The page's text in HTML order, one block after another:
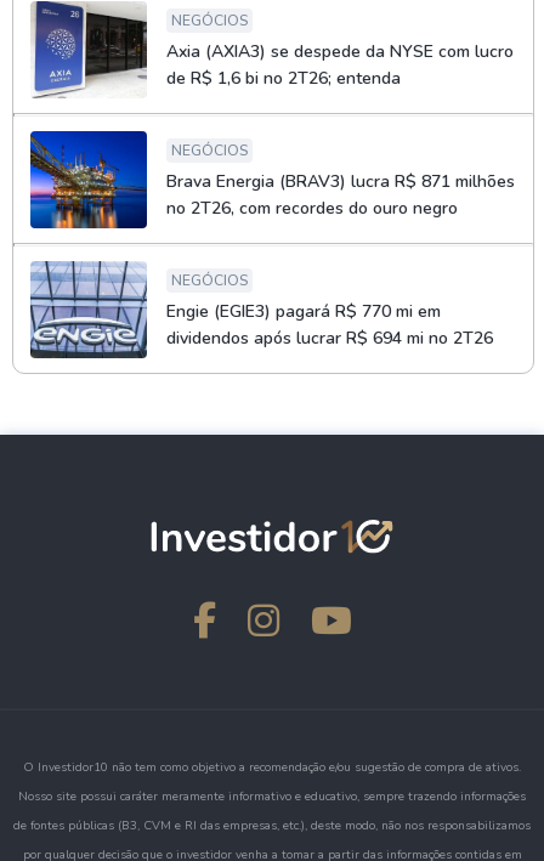
NEGÓCIOS
Axia (AXIA3) se despede da NYSE com lucro
de R$ 1,6 bi no 2T26; entenda
NEGÓCIOS
Brava Energia (BRAV3) lucra R$ 871 milhões
no 2T26, com recordes do ouro negro
NEGÓCIOS
Engie (EGIE3) pagará R$ 770 mi em
dividendos após lucrar R$ 694 mi no 2T26
O Investidor10 não tem como objetivo a recomendação e/ou sugestão de compra de ativos.
Nosso site possui caráter meramente informativo e educativo, sempre trazendo informações
de fontes públicas (B3, CVM e RI das empresas, etc.), deste modo, não nos responsabilizamos
por qualquer decisão que o investidor venha a tomar a partir das informações contidas em